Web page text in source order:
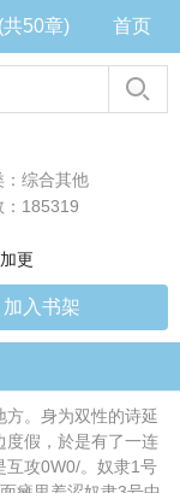
50章) 首页
：综合其他
：185319
更
加入书架
方。身为双性的诗延
度假，於是有了一连
互攻0W0/。奴隶1号